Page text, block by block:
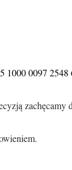
1000 0097 2548
zachęcamy